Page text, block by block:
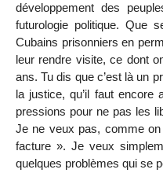
développement des
futurologie politique. Que
Cubains prisonniers en
leur rendre visite, ce dont
ans. Tu dis que c’est là un
la justice, qu’il faut
pressions pour ne pas les
Je ne veux pas, comme
facture ». Je veux
quelques problèmes qui se